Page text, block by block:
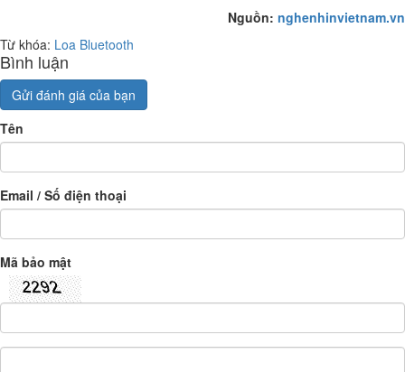
Nguồn: nghenhinvietnam.vn
Từ khóa: Loa Bluetooth
Bình luận
Gửi đánh giá của bạn
Tên
Email / Số điện thoại
Mã bảo mật